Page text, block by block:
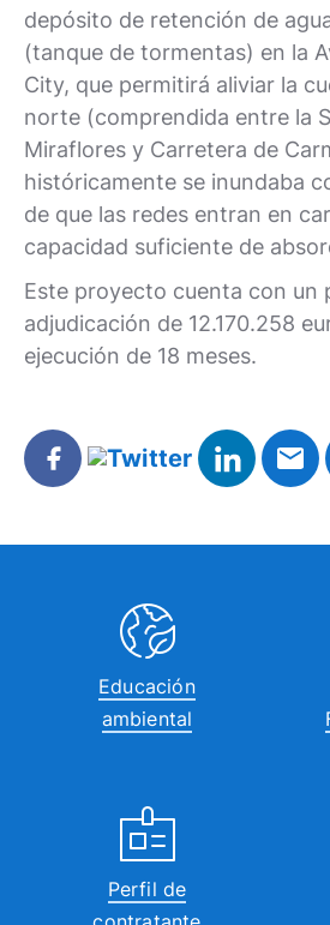
depósito de retención de
(tanque de tormentas) en la
City, que permitirá aliviar la
norte (comprendida entre la
Miraflores y Carretera de
históricamente se inundaba
de que las redes entran en
capacidad suficiente de
Este proyecto cuenta con un
adjudicación de 12.170.258
ejecución de 18 meses.
Educación
ambiental
Perfil de